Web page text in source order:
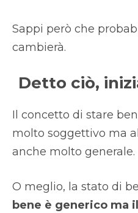
Sappi però che
cambierà.
Detto ciò,
Il concetto di stare
molto soggettivo ma
anche molto generale.
O meglio, la stato di
bene è generico ma